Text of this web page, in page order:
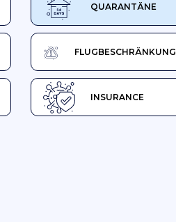
QUARANTÄNE
FLUGBESCHRÄNKUNG
INSURANCE